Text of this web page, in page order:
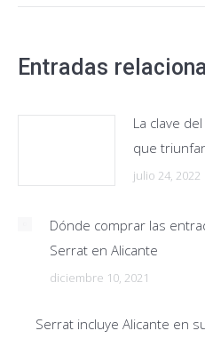
Entradas
La clave
que
julio 24, 2022
Dónde comprar las
Serrat en Alicante
diciembre 10, 2021
Serrat incluye Alicante en